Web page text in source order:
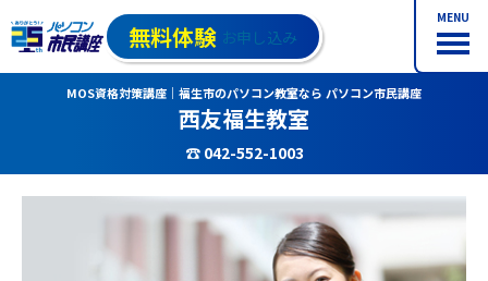
MENU
無料体験 お申し込み
MOS資格対策講座｜福生市のパソコン教室なら パソコン市民講座
西友福生教室
☎ 042-552-1003